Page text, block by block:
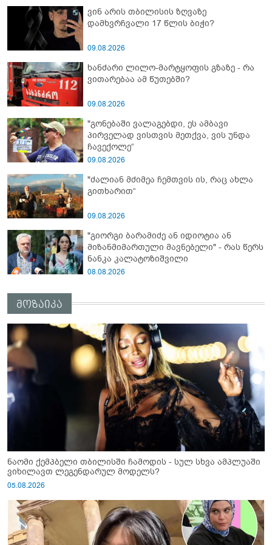
ვინ არის თბილისის ზღვაზე
დამხვრჩვალი 17 წლის ბიჭი?
09.08.2026
ხანძარი ლილო-მარტყოფის გზაზე - რა
ვითარებაა ამ წუთებში?
09.08.2026
"გონებაში ვალაგებდი, ეს ამბავი
პირველად ვისთვის მეთქვა, ვის უნდა
ჩავექოლე“
09.08.2026
"ძალიან მძიმეა ჩემთვის ის, რაც ახლა
გითხარით“
09.08.2026
"გიორგი ბარამიძე ან იდიოტია ან
მიზანმიმართული მავნებელი" - რას წერს
ნანკა კალატოზიშვილი
08.08.2026
მოზაიკა
ნაომი ქემპბელი თბილისში ჩამოდის - სულ სხვა ამპლუაში
ვიხილავთ ლეგენდარულ მოდელს?
05.08.2026